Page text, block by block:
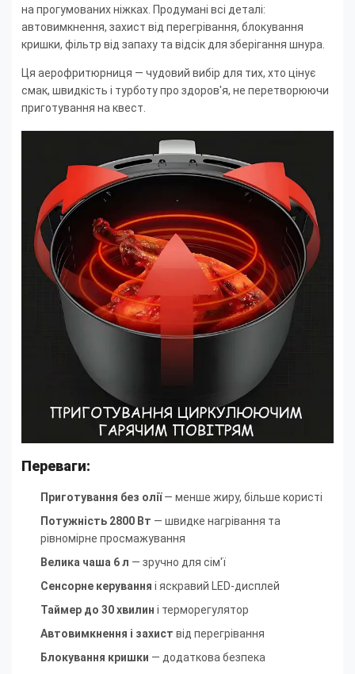
на прогумованих ніжках. Продумані всі деталі:
автовимкнення, захист від перегрівання, блокування
кришки, фільтр від запаху та відсік для зберігання шнура.
Ця аерофритюрниця — чудовий вибір для тих, хто цінує
смак, швидкість і турботу про здоров'я, не перетворюючи
приготування на квест.
Переваги:
Приготування без олії— менше жиру, більше користі
Потужність 2800 Вт — швидке нагрівання та
рівномірне просмажування
Велика чаша 6 л — зручно для сім'ї
Сенсорне керування і яскравий LED-дисплей
Таймер до 30 хвилин і терморегулятор
Автовимкнення і захист від перегрівання
Блокування кришки — додаткова безпека